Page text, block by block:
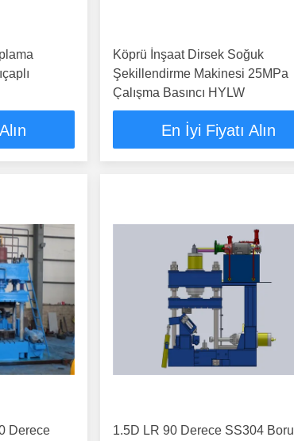
Köprü İnşaat Dirsek Soğuk
Şekillendirme Makinesi 25MPa
Çalışma Basıncı HYLW
En İyi Fiyatı Alın
Derece
1.5D LR 90 Derece SS304 Boru